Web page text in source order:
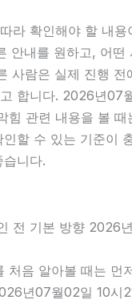
라 확인해야 할 내용
안내를 원하고, 어떤
사람은 실제 진행 전
합니다. 2026년07
힘 관련 내용을 볼
할 수 있는 기준이
니다.
전 기본 방향 2026
처음 알아볼 때는 먼
년07월02일 10시